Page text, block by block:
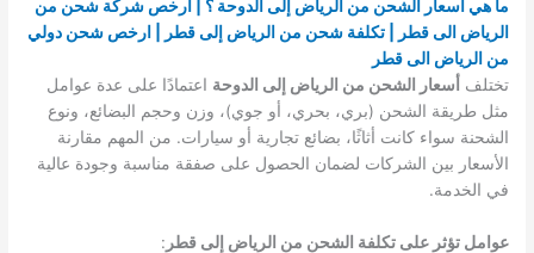
ما هي أسعار الشحن من الرياض إلى الدوحة ؟ | ارخص شركة شحن من
الرياض الى قطر | تكلفة شحن من الرياض إلى قطر | ارخص شحن دولي
من الرياض الى قطر
تختلف
أسعار الشحن من الرياض إلى الدوحة اعتمادًا على عدة عوامل
مثل طريقة الشحن (بري، بحري، أو جوي)، وزن وحجم البضائع، ونوع
الشحنة سواء كانت أثاثًا، بضائع تجارية أو سيارات. من المهم مقارنة
الأسعار بين الشركات لضمان الحصول على صفقة مناسبة وجودة عالية
في الخدمة.
عوامل تؤثر على تكلفة الشحن من الرياض إلى قطر :